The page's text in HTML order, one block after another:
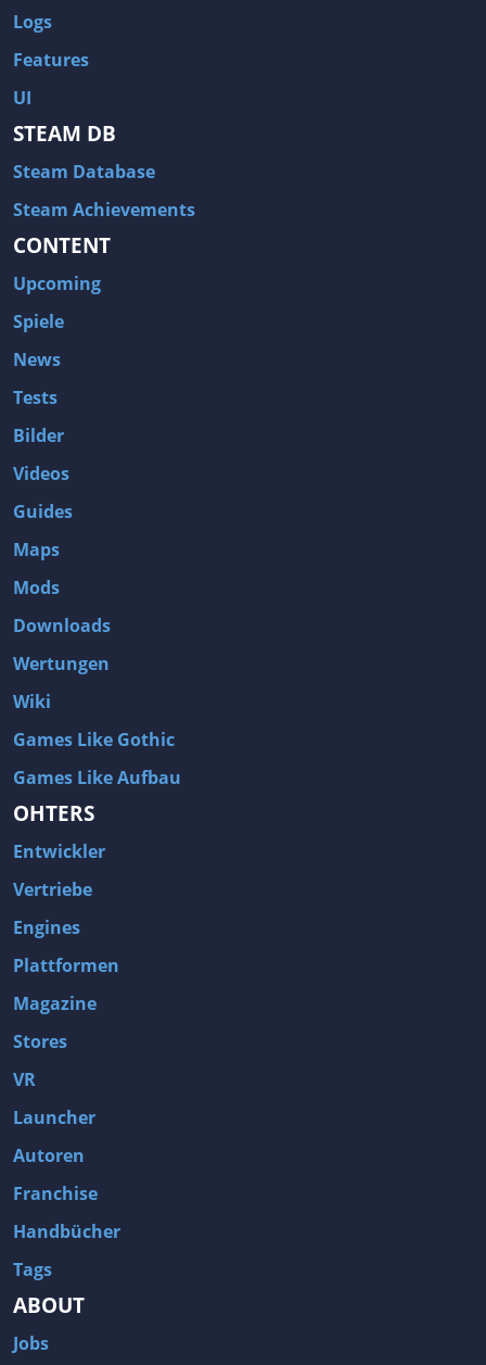
Logs
Features
UI
STEAM DB
Steam Database
Steam Achievements
CONTENT
Upcoming
Spiele
News
Tests
Bilder
Videos
Guides
Maps
Mods
Downloads
Wertungen
Wiki
Games Like Gothic
Games Like Aufbau
OHTERS
Entwickler
Vertriebe
Engines
Plattformen
Magazine
Stores
VR
Launcher
Autoren
Franchise
Handbücher
Tags
ABOUT
Jobs